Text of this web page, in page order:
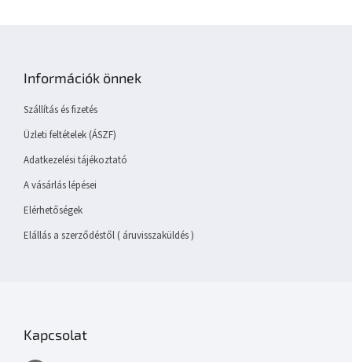
Információk önnek
Szállítás és fizetés
Üzleti feltételek (ÁSZF)
Adatkezelési tájékoztató
A vásárlás lépései
Elérhetőségek
Elállás a szerződéstől ( áruvisszaküldés )
Kapcsolat